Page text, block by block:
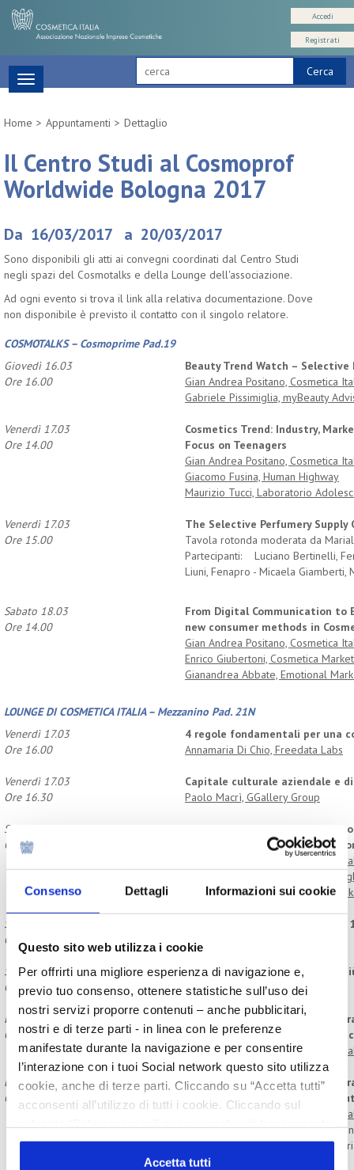
Consenso Dettagli Informazioni sui cookie
Questo sito web utilizza i cookie
Per offrirti una migliore esperienza di navigazione e,
previo tuo consenso, ottenere statistiche sull’uso dei
nostri servizi proporre contenuti – anche pubblicitari,
nostri e di terze parti - in linea con le preferenze
manifestate durante la navigazione e per consentire
l’interazione con i tuoi Social network questo sito utilizza
cookie, anche di terze parti. Cliccando su “Accetta tutti”
acconsenti all’utilizzo di tutti i cookie. Cliccando sul
o profilazione viene utilizzato. Cliccando su
“Personalizza le scelte” è possibile esprimere la propria
Accetta tutti
Cerca
Accedi
Registrati
Toggle
navigation
Home
Appuntamenti Dettaglio
Il Centro Studi al Cosmoprof
Worldwide Bologna 2017
Da 16/03/2017 a 20/03/2017
Sono disponibili gli atti ai convegni coordinati dal Centro Studi
negli spazi del Cosmotalks e della Lounge dell'associazione.
Ad ogni evento si trova il link alla relativa documentazione. Dove
non disponibile è previsto il contatto con il singolo relatore.
COSMOTALKS– Cosmoprime Pad.19
Giovedì 16.03
Beauty Trend Watch –
Ore 16.00
Gian Andrea Positano, Cosmetica
Gabriele Pissimiglia, myBeauty
Venerdì 17.03
Cosmetics Trend: Industry,
Ore 14.00
Focus on Teenagers
Gian Andrea Positano, Cosmetica
Giacomo Fusina, Human Highway
Maurizio Tucci, Laboratorio
Venerdì 17.03
The Selective Perfumery
Ore 15.00
Tavola rotonda moderata da
Partecipanti: Luciano Bertinelli,
Liuni, Fenapro - Micaela Giamberti,
Sabato 18.03
From Digital Communication
Ore 14.00
new consumer methods in
Gian Andrea Positano, Cosmetica
Enrico Giubertoni, Cosmetica
Gianandrea Abbate, Emotional
LOUNGE DI COSMETICA ITALIA– Mezzanino Pad. 21N
Venerdì 17.03
4 regole fondamentali per una
Ore 16.00
Annamaria Di Chio, Freedata Labs
Venerdì 17.03
Capitale culturale aziendale e
Ore 16.30
Paolo Macrì, GGallery Group
Sabato 18.03
Valutazione, percezione e
Ore 11.00
Presentazione risultati
Gian Andrea Positano, Cosmetica
Mariano Galizia, CSA e Annalisa
Gianandrea Abbate, Emotional
Sabato 18.03
Beauty Trends Autunno/Inverno
Ore 15.00
Ilaria Pizzoferrato, Carlin Creative
Sabato 18.03
Top 10 dei prodotti cosmetici
Ore 16.00
Maeva Lhopez, Mintel
Lunedì 20.03
Camera Italiana
Ore 11.00
L’evoluzione della professione
Gian Andrea Positano, Cosmetica
Lunedì 20.03
Camera Italiana
Ore 11.30
I giovani acconciatori verso il
Gian Andrea Positano, Cosmetica
Tavola rotonda moderata da
Partecipanti: 10 giovani